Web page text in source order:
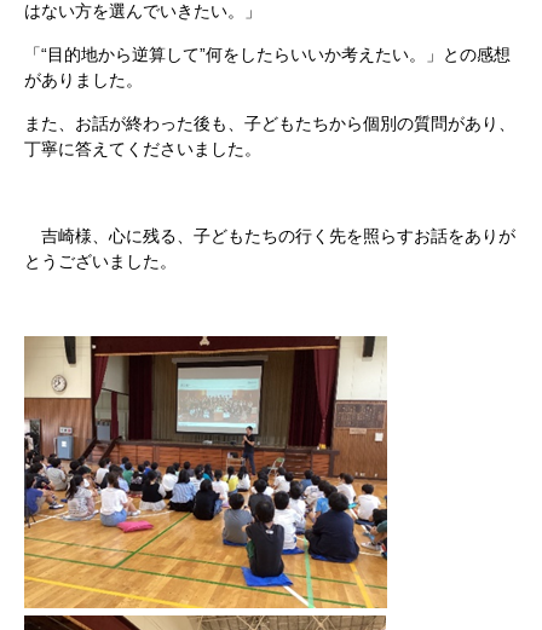
はない方を選んでいきたい。」
「“目的地から逆算して”何をしたらいいか考えたい。」との感想
がありました。
また、お話が終わった後も、子どもたちから個別の質問があり、
丁寧に答えてくださいました。
吉崎様、心に残る、子どもたちの行く先を照らすお話をありが
とうございました。